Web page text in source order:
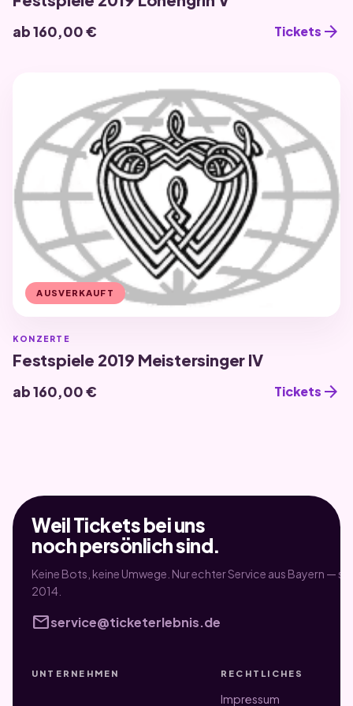
ab 160,00 € Tickets arrow_forward
AUSVERKAUFT
KONZERTE
Festspiele 2019 Meistersinger IV
ab 160,00 € Tickets arrow_forward
Weil Tickets bei uns
noch persönlich sind.
Keine Bots, keine Umwege. Nur echter Service aus Bayern —
2014.
mailservice@ticketerlebnis.de
UNTERNEHMEN RECHTLICHES
Impressum